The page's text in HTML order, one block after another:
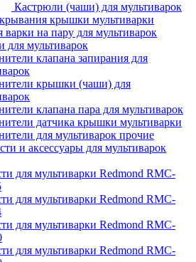
Кастрюли (чаши) для мультиварок
крышки мультиварки
на пару для мультиварок
для мультиварок
клапана запирания для
крышки (чаши) для
клапана пара для мультиварок
датчика крышки мультиварки
для мультиварок прочие
и аксессуары для мультиварок
для мультиварки Redmond RMC-
для мультиварки Redmond RMC-
для мультиварки Redmond RMC-
для мультиварки Redmond RMC-